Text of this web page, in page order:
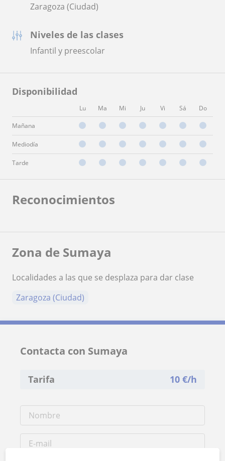
Zaragoza (Ciudad)
Niveles de las clases
Infantil y preescolar
Disponibilidad
Lu Ma Mi Ju Vi Sá Do
Mañana
Mediodía
Tarde
Reconocimientos
Zona de Sumaya
Localidades a las que se desplaza para dar clase
Zaragoza (Ciudad)
Contacta con Sumaya
Tarifa 10 €/h